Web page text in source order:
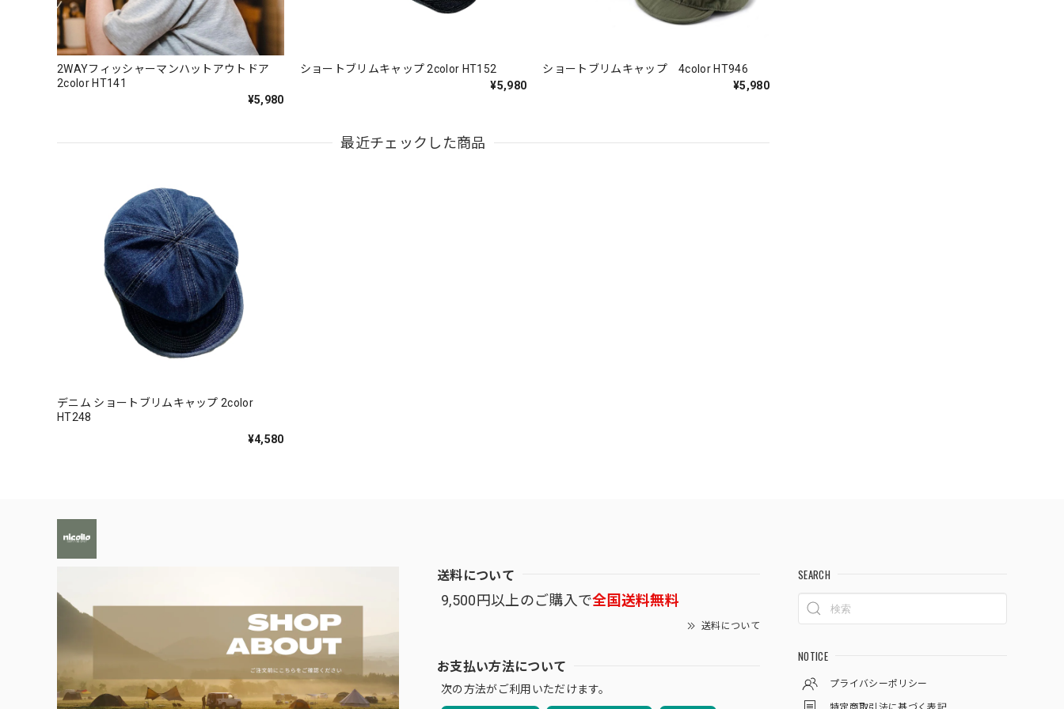
2WAYフィッシャーマンハットアウトドア
2color HT141
¥5,980
ショートブリムキャップ 2color HT152
¥5,980
ショートブリムキャップ 4color HT946
¥5,980
最近チェックした商品
デニム ショートブリムキャップ 2color
HT248
¥4,580
送料について
9,500円以上のご購入で全国送料無料
送料について
お支払い方法について
次の方法がご利用いただけます。
SEARCH
NOTICE
プライバシーポリシー